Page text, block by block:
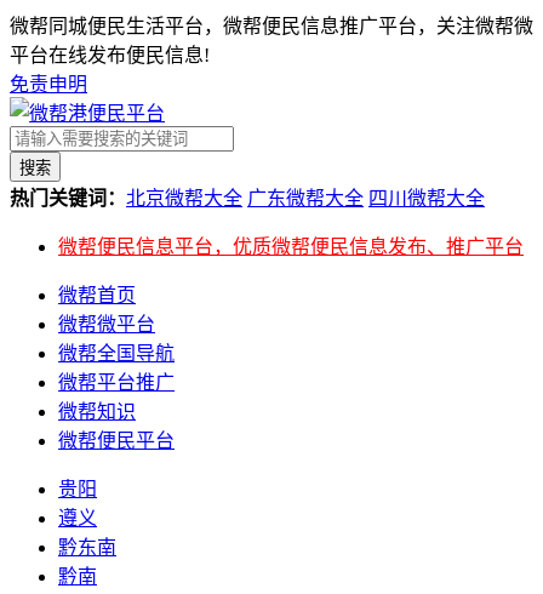
微帮同城便民生活平台，微帮便民信息推广平台，关注微帮微
平台在线发布便民信息!
免责申明
搜索
热门关键词： 北京微帮大全 广东微帮大全 四川微帮大全
微帮便民信息平台，优质微帮便民信息发布、推广平台
微帮首页
微帮微平台
微帮全国导航
微帮平台推广
微帮知识
微帮便民平台
贵阳
遵义
黔东南
黔南